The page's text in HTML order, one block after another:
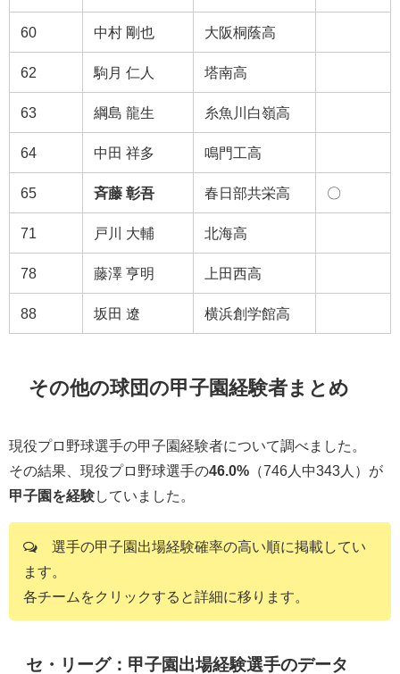
60 中村 剛也 大阪桐蔭高
62 駒月 仁人 塔南高
63 綱島 龍生 糸魚川白嶺高
64 中田 祥多 鳴門工高
65 斉藤 彰吾 春日部共栄高 〇
71 戸川 大輔 北海高
78 藤澤 亨明 上田西高
88 坂田 遼 横浜創学館高
その他の球団の甲子園経験者まとめ
現役プロ野球選手の甲子園経験者について調べました。
その結果、現役プロ野球選手の46.0% （746人中343人）が
甲子園を経験していました。
選手の甲子園出場経験確率の高い順に掲載してい
ます。
各チームをクリックすると詳細に移ります。
セ・リーグ：甲子園出場経験選手のデータ